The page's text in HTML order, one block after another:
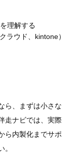
理解する
ラウド、kintone）
ら、まずは小さな
走ナビでは、実際
ら内製化までサポ